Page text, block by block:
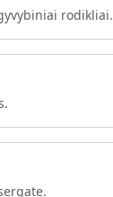
rodikliai.